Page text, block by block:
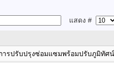
แสดง #
ารปรับปรุงซ่อมแซมพร้อมปรับภูมิทัศ